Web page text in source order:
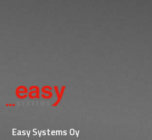
Easy Systems Oy